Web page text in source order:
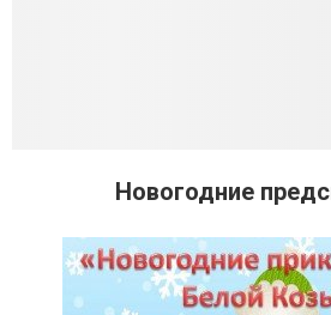
Новогодние